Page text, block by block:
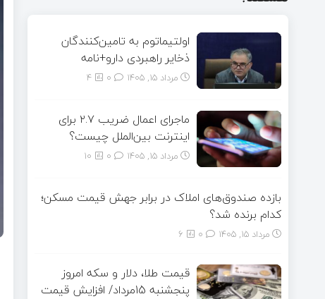
اولتیماتوم به تامین‌کنندگان
ذخایر راهبردی دارو+نامه
مرداد ۱۵, ۱۴۰۵ 4
ماجرای اعمال ضریب ۲.۷ برای
اینترنت بین‌الملل چیست؟
مرداد ۱۵, ۱۴۰۵ 10
بازده صندوق‌های املاک در برابر جهش قیمت مسکن؛
کدام برنده شد؟
مرداد ۱۵, ۱۴۰۵ 6
قیمت طلا، دلار و سکه امروز
پنجشنبه 15مرداد/ افزایش قیمت